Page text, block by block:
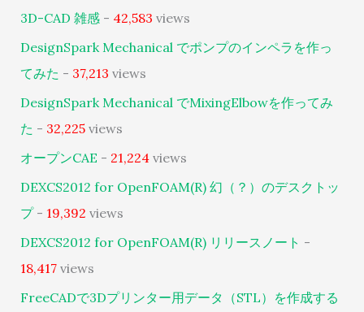
3D-CAD 雑感- 42,583 views
DesignSpark Mechanical でポンプのインペラを作っ
てみた - 37,213 views
DesignSpark Mechanical でMixingElbowを作ってみ
た - 32,225views
オープンCAE - 21,224views
DEXCS2012 for OpenFOAM(R) 幻（？）のデスクトッ
プ- 19,392 views
DEXCS2012 for OpenFOAM(R) リリースノート -
18,417views
FreeCADで3Dプリンター用データ（STL）を作成する